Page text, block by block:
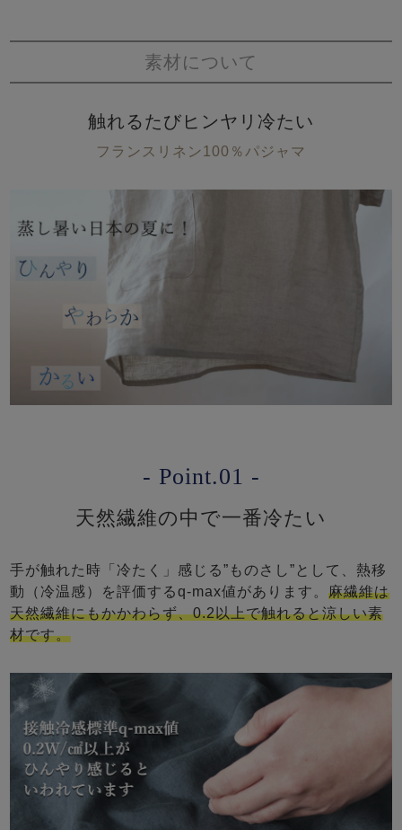
素材について
触れるたびヒンヤリ冷たい
フランスリネン100％パジャマ
- Point.01 -
天然繊維の中で一番冷たい
手が触れた時「冷たく」感じる”ものさし”として、熱移
動（冷温感）を評価するq-max値があります。麻繊維は
天然繊維にもかかわらず、0.2以上で触れると涼しい素
材です。